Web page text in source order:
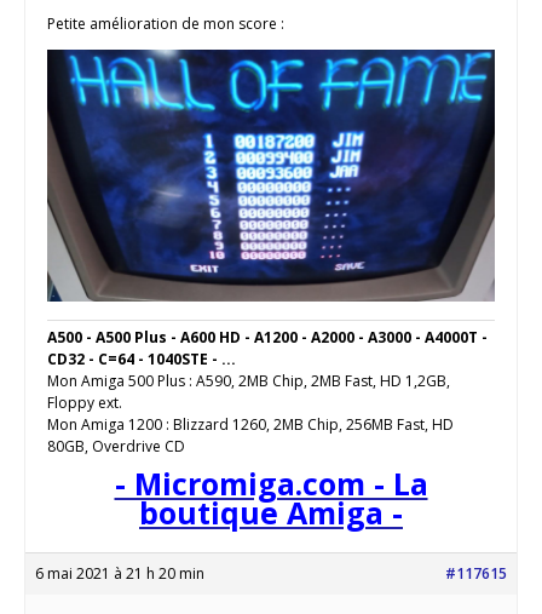
Petite amélioration de mon score :
A500 - A500 Plus - A600 HD - A1200 - A2000 - A3000 - A4000T -
CD32 - C=64 - 1040STE - ...
Mon Amiga 500 Plus : A590, 2MB Chip, 2MB Fast, HD 1,2GB,
Floppy ext.
Mon Amiga 1200 : Blizzard 1260, 2MB Chip, 256MB Fast, HD
80GB, Overdrive CD
- Micromiga.com - La
boutique Amiga -
6 mai 2021 à 21 h 20 min #117615